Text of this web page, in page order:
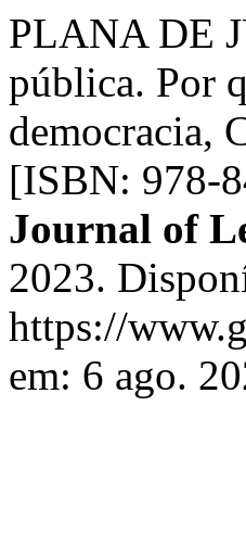
PLANA DE
pública. Por
democracia,
[ISBN: 978-
Journal of
2023.
https://
em: 6 ago.